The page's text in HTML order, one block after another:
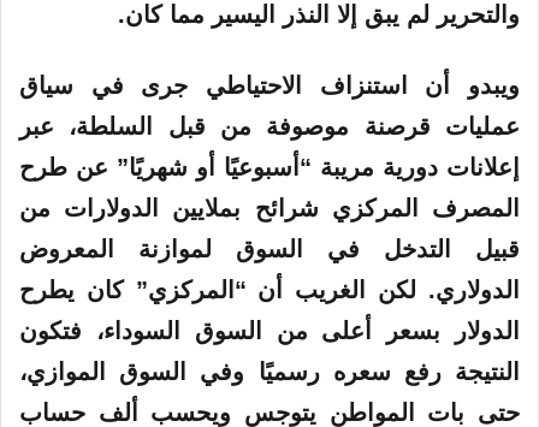
والتحرير لم يبق إلا النذر اليسير مما كان.
ويبدو أن استنزاف الاحتياطي جرى في سياق
عمليات قرصنة موصوفة من قبل السلطة، عبر
إعلانات دورية مريبة “أسبوعيًا أو شهريًا” عن طرح
المصرف المركزي شرائح بملايين الدولارات من
قبيل التدخل في السوق لموازنة المعروض
الدولاري. لكن الغريب أن “المركزي” كان يطرح
الدولار بسعر أعلى من السوق السوداء، فتكون
النتيجة رفع سعره رسميًا وفي السوق الموازي،
حتى بات المواطن يتوجس ويحسب ألف حساب